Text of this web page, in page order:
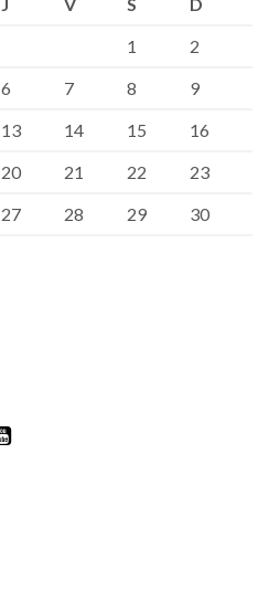
1
2
6 7 8
9
13 14 15
16
20 21 22
23
27 28 29
30